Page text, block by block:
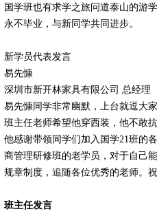
国学班也有求学之旅问道泰山的游
永不毕业，与新同学共同进步。
新学员代表发言
易先慷
深圳市新开林家具有限公司 总经理
易先慷同学非常幽默，上台就逗大
班主任老师希望他穿西装，他不敢抗
他感谢带领同学们加入国学21班的
商管理研修班的老学员，对于自己
规章制度，追随各位优秀的老师。
班主任发言